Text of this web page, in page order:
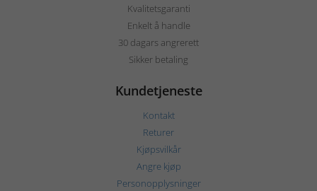
Kvalitetsgaranti
Enkelt å handle
30 dagars angrerett
Sikker betaling
Kundetjeneste
Kontakt
Returer
Kjøpsvilkår
Angre kjøp
Personopplysninger